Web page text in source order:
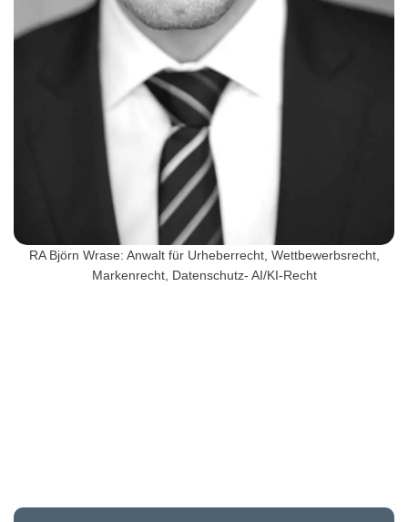
RA Björn Wrase: Anwalt für Urheberrecht, Wettbewerbsrecht,
Markenrecht, Datenschutz- AI/KI-Recht